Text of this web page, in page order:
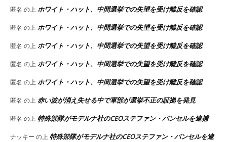
匿名 の上ホワイト・ハット、中間選挙での失望を受け離反を確認
匿名 の上ホワイト・ハット、中間選挙での失望を受け離反を確認
匿名 の上ホワイト・ハット、中間選挙での失望を受け離反を確認
匿名 の上ホワイト・ハット、中間選挙での失望を受け離反を確認
匿名 の上ホワイト・ハット、中間選挙での失望を受け離反を確認
匿名 の上赤い波が消え失せる中で軍部が選挙不正の証拠を発見
匿名 の上特殊部隊がモデルナ社のCEOステファン・バンセルを逮捕
ナッキー の上特殊部隊がモデルナ社のCEOステファン・バンセルを逮